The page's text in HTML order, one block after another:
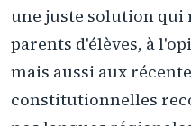
une juste solution qui
parents d'élèves, à
mais aussi aux
constitutionnelles